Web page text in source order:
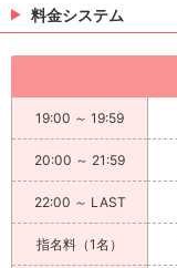
料金システム
19:00 ～ 19:59
20:00 ～ 21:59
22:00 ～ LAST
指名料（1名）